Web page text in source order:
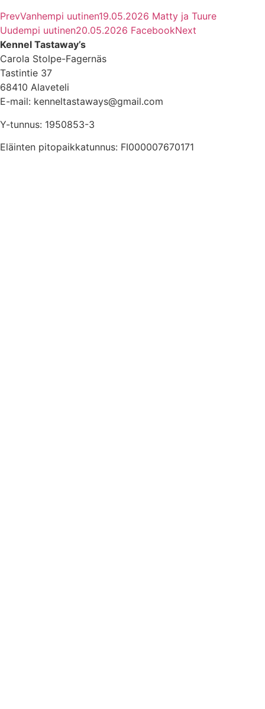
PrevVanhempi uutinen19.05.2026 Matty ja Tuure
Uudempi uutinen20.05.2026 FacebookNext
Kennel Tastaway’s
Carola Stolpe-Fagernäs
Tastintie 37
68410 Alaveteli
E-mail: kenneltastaways@gmail.com
Y-tunnus: 1950853-3
Eläinten pitopaikkatunnus: FI000007670171